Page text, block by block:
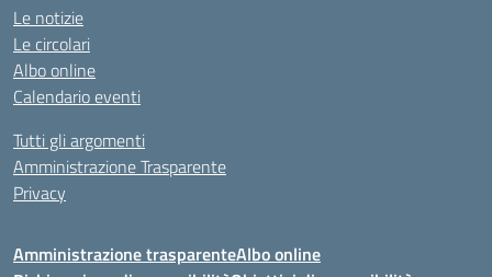
Le notizie
Le circolari
Albo online
Calendario eventi
Tutti gli argomenti
Amministrazione Trasparente
Privacy
Amministrazione trasparenteAlbo online